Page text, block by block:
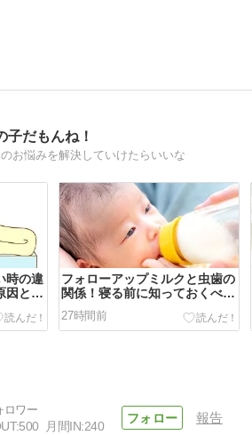
子だもんね！
お悩みを解決していけたらいいな
時の違
因と対
フォローアップミルクと虫歯の
関係！寝る前に知っておくべき
事実
27時間前
500 月間IN:240
報告